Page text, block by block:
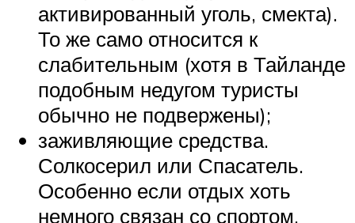
активированный уголь, смекта).
То же само относится к
слабительным (хотя в Тайланде
подобным недугом туристы
обычно не подвержены);
заживляющие средства.
Солкосерил или Спасатель.
Особенно если отдых хоть
немного связан со спортом.